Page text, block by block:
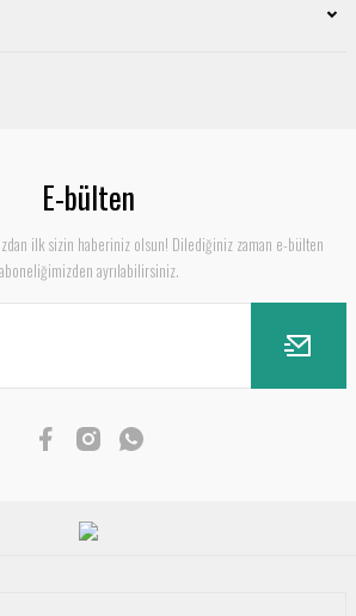
E-bülten
ilk sizin haberiniz olsun! Dilediğiniz zaman e-bülten
aboneliğimizden ayrılabilirsiniz.